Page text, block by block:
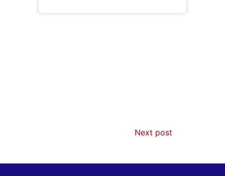
Next post
AIBD : les Douanes réalisent une
2 min 229